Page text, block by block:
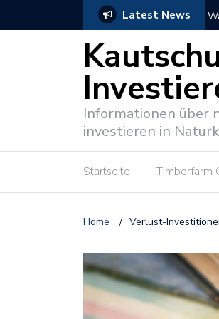
Latest News
Informationen über
investieren in
Startseite Timberfarm
Home / Verlust-